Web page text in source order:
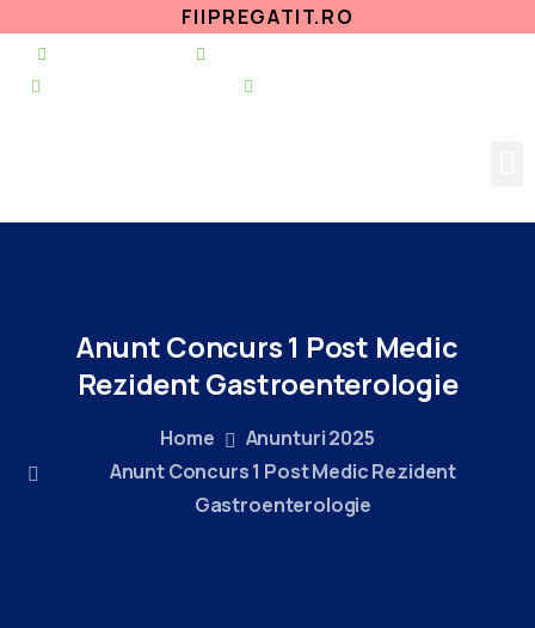
FIIPREGATIT.RO
AnuntConcurs1 Post Medic
RezidentGastroenterologie
Home
Anunturi 2025
Anunt Concurs 1 Post Medic Rezident
Gastroenterologie